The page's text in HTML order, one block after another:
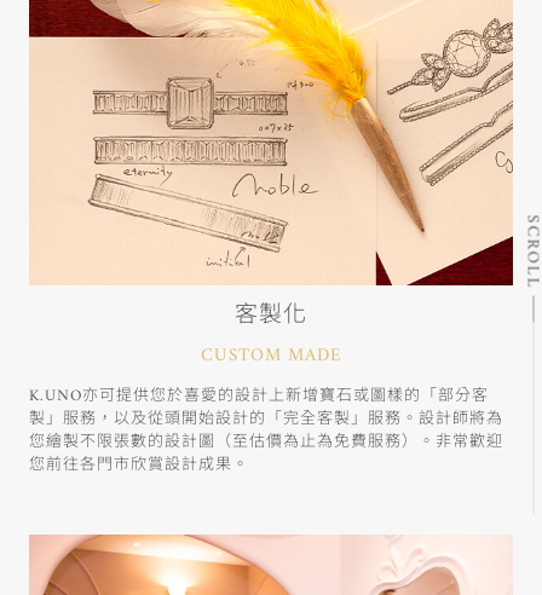
客製化
CUSTOM MADE
K.UNO亦可提供您於喜愛的設計上新增寶石或圖樣的「部分客
製」服務，以及從頭開始設計的「完全客製」服務。設計師將為
您繪製不限張數的設計圖（至估價為止為免費服務）。非常歡迎
您前往各門市欣賞設計成果。